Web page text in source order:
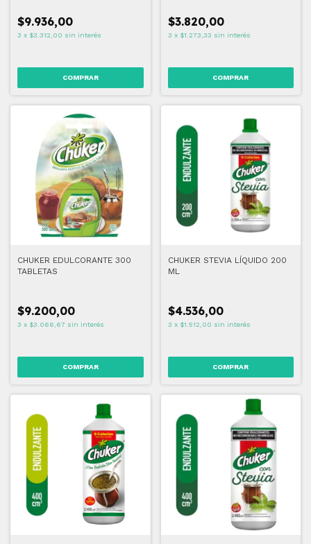
$9.936,00
3 x $3.312,00 sin interés
$3.820,00
3 x $1.273,33 sin interés
CHUKER EDULCORANTE 300
TABLETAS
$9.200,00
3 x $3.066,67 sin interés
CHUKER STEVIA LÍQUIDO 200
ML
$4.536,00
3 x $1.512,00 sin interés